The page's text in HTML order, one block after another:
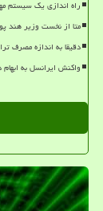
راه اندازی یک سیستم
متا از نخست وزیر
دقیقا به اندازه مصرف
واکنش ایرانسل به